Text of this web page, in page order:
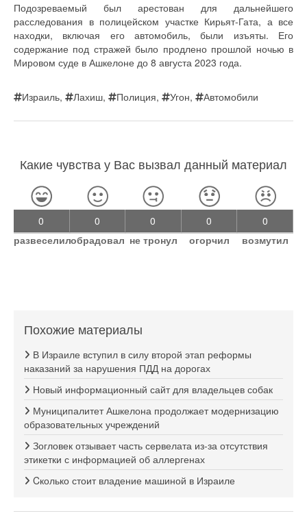
Подозреваемый был арестован для дальнейшего
расследования в полицейском участке Кирьят-Гата, а все
находки, включая его автомобиль, были изъяты. Его
содержание под стражей было продлено прошлой ночью в
Мировом суде в Ашкелоне до 8 августа 2023 года.
Израиль, Лахиш, Полиция, Угон, Автомобили
Какие чувства у Вас вызвал данный материал
0
развеселил
0
обрадовал
0
не тронул
0
огорчил
0
возмутил
Похожие материалы
В Израиле вступил в силу второй этап реформы
наказаний за нарушения ПДД на дорогах
Новый информационный сайт для владельцев собак
Муниципалитет Ашкелона продолжает модернизацию
образовательных учреждений
Зогловек отзывает часть сервелата из-за отсутствия
этикетки с информацией об аллергенах
Cколько стоит владение машиной в Израиле